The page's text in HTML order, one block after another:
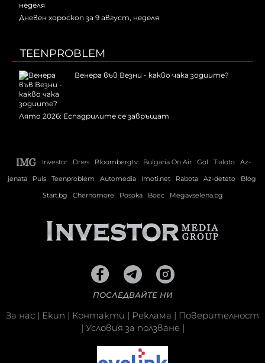
Дневен хороскоп за 9 август, неделя
TEENPROBLEM
Венера във Везни - какво чака зодиите?
Лято 2026: Еспадрилите се завръщат
Investor Dnes Bloombergtv Bulgaria On Air Gol Tialoto
Az-
jenata
Puls Teenproblem Automedia Imoti.net Rabota Az-deteto
Blog
Start.bg
Chernomore Posoka Boec Megavselena.bg
ПОСЛЕДВАЙТЕ НИ
За нас | Екип | Контакти | Реклама | Поверителност
| Условия за ползване|